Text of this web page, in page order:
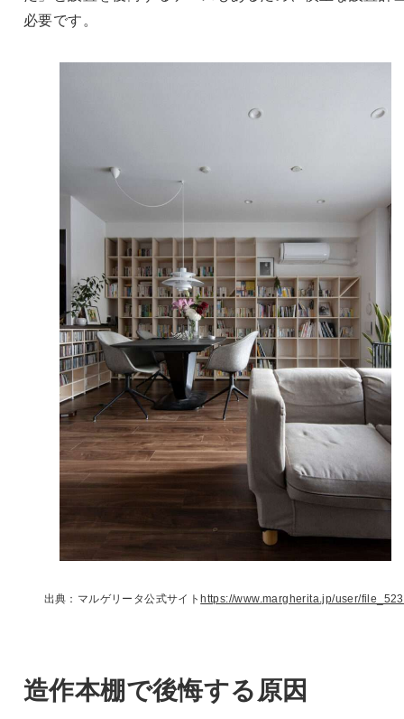
必要です。
出典：マルゲリータ公式サイトhttps://www.margherita.jp/user/
造作本棚で後悔する原因